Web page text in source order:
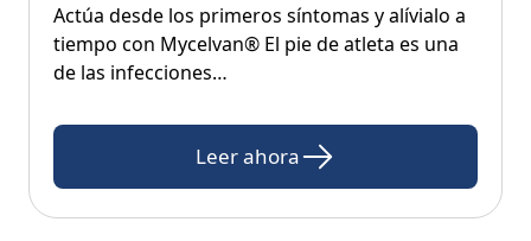
Actúa desde los primeros síntomas y alívialo a
tiempo con Mycelvan® El pie de atleta es una
de las infecciones…
Leer ahora